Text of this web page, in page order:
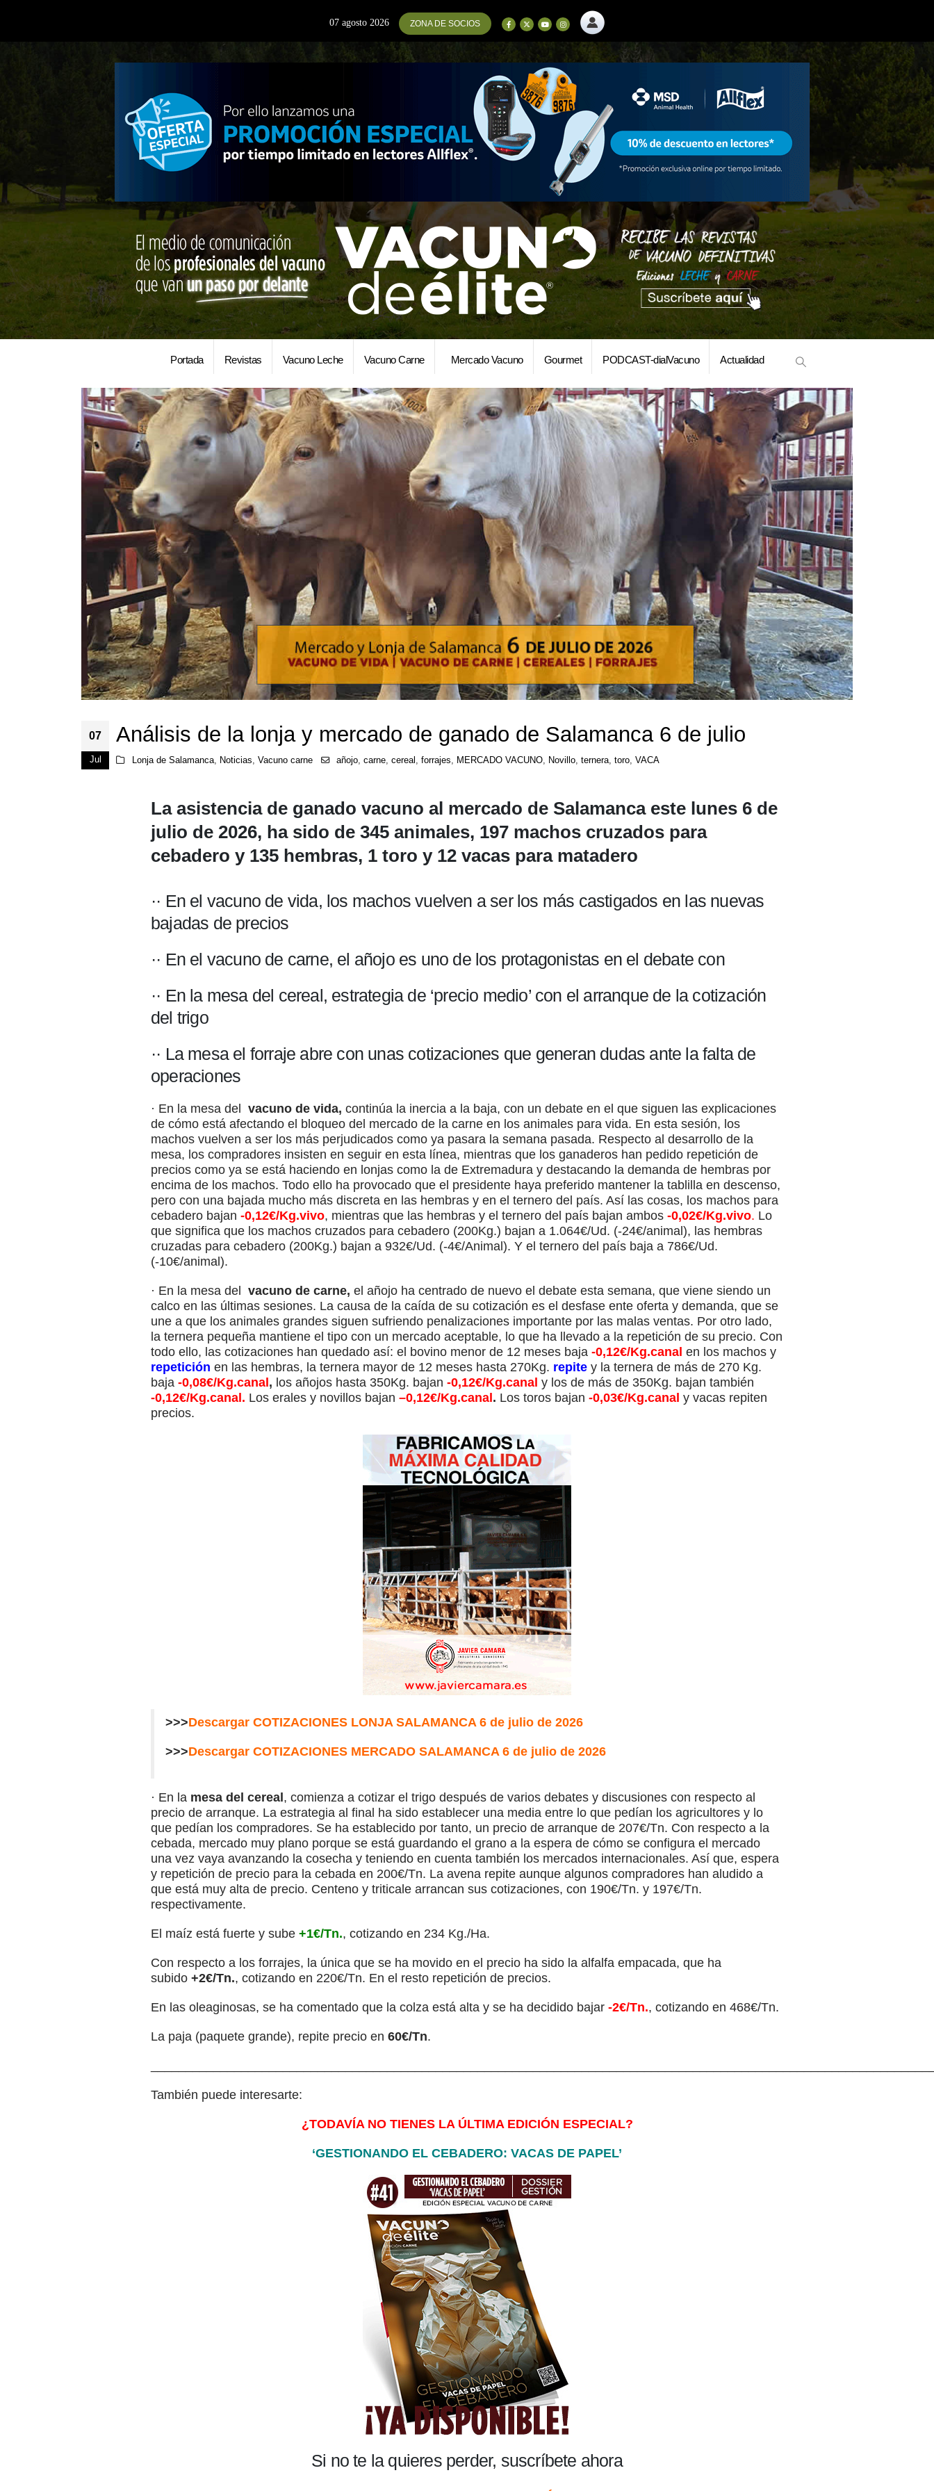
07 agosto 2026 ZONA DE SOCIOS
Portada Revistas Vacuno Leche Vacuno Carne Mercado Vacuno Gourmet PODCAST-dialVacuno Actualidad
07
Jul
Análisis de la lonja y mercado de ganado de Salamanca 6 de julio
Lonja de Salamanca, Noticias, Vacuno carne añojo,carne,cereal ,forrajes, MERCADO VACUNO, Novillo,ternera,toro,VACA
La asistencia de ganado vacuno al mercado de Salamanca este lunes 6 de
julio de 2026, ha sido de 345 animales, 197 machos cruzados para
cebadero y 135 hembras, 1 toro y 12 vacas para matadero
·· En el vacuno de vida, los machos vuelven a ser los más castigados en las nuevas
bajadas de precios
·· En el vacuno de carne, el añojo es uno de los protagonistas en el debate con
·· En la mesa del cereal, estrategia de ‘precio medio’ con el arranque de la cotización
del trigo
·· La mesa el forraje abre con unas cotizaciones que generan dudas ante la falta de
operaciones
· En la mesa del vacuno de vida, continúa la inercia a la baja, con un debate en el que siguen las explicaciones
de cómo está afectando el bloqueo del mercado de la carne en los animales para vida. En esta sesión, los
machos vuelven a ser los más perjudicados como ya pasara la semana pasada. Respecto al desarrollo de la
mesa, los compradores insisten en seguir en esta línea, mientras que los ganaderos han pedido repetición de
precios como ya se está haciendo en lonjas como la de Extremadura y destacando la demanda de hembras por
encima de los machos. Todo ello ha provocado que el presidente haya preferido mantener la tablilla en descenso,
pero con una bajada mucho más discreta en las hembras y en el ternero del país. Así las cosas, los machos para
cebadero bajan -0,12€/Kg.vivo, mientras que las hembras y el ternero del país bajan ambos -0,02€/Kg.vivo. Lo
que significa que los machos cruzados para cebadero (200Kg.) bajan a 1.064€/Ud. (-24€/animal), las hembras
cruzadas para cebadero (200Kg.) bajan a 932€/Ud. (-4€/Animal). Y el ternero del país baja a 786€/Ud.
(-10€/animal).
· En la mesa del vacuno de carne, el añojo ha centrado de nuevo el debate esta semana, que viene siendo un
calco en las últimas sesiones. La causa de la caída de su cotización es el desfase ente oferta y demanda, que se
une a que los animales grandes siguen sufriendo penalizaciones importante por las malas ventas. Por otro lado,
la ternera pequeña mantiene el tipo con un mercado aceptable, lo que ha llevado a la repetición de su precio. Con
todo ello, las cotizaciones han quedado así: el bovino menor de 12 meses baja -0,12€/Kg.canal en los machos y
repetición en las hembras, la ternera mayor de 12 meses hasta 270Kg. repite y la ternera de más de 270 Kg.
baja -0,08€/Kg.canal , los añojos hasta 350Kg. bajan -0,12€/Kg.canal y los de más de 350Kg. bajan también
-0,12€/Kg.canal. Los erales y novillos bajan –0,12€/Kg.canal . Los toros bajan -0,03€/Kg.canal y vacas repiten
precios.
>>>Descargar COTIZACIONES LONJA SALAMANCA 6 de julio de 2026
>>>Descargar COTIZACIONES MERCADO SALAMANCA 6 de julio de 2026
· En la mesa del cereal , comienza a cotizar el trigo después de varios debates y discusiones con respecto al
precio de arranque. La estrategia al final ha sido establecer una media entre lo que pedían los agricultores y lo
que pedían los compradores. Se ha establecido por tanto, un precio de arranque de 207€/Tn. Con respecto a la
cebada, mercado muy plano porque se está guardando el grano a la espera de cómo se configura el mercado
una vez vaya avanzando la cosecha y teniendo en cuenta también los mercados internacionales. Así que, espera
y repetición de precio para la cebada en 200€/Tn. La avena repite aunque algunos compradores han aludido a
que está muy alta de precio. Centeno y triticale arrancan sus cotizaciones, con 190€/Tn. y 197€/Tn.
respectivamente.
El maíz está fuerte y sube +1€/Tn., cotizando en 234 Kg./Ha.
Con respecto a los forrajes, la única que se ha movido en el precio ha sido la alfalfa empacada, que ha
subido +2€/Tn., cotizando en 220€/Tn. En el resto repetición de precios.
En las oleaginosas, se ha comentado que la colza está alta y se ha decidido bajar -2€/Tn., cotizando en 468€/Tn.
La paja (paquete grande), repite precio en 60€/Tn.
También puede interesarte:
¿TODAVÍA NO TIENES LA ÚLTIMA EDICIÓN ESPECIAL?
‘GESTIONANDO EL CEBADERO: VACAS DE PAPEL’
Si no te la quieres perder, suscríbete ahora